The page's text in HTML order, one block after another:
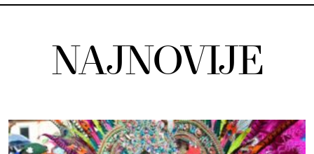
NAJNOVIJE